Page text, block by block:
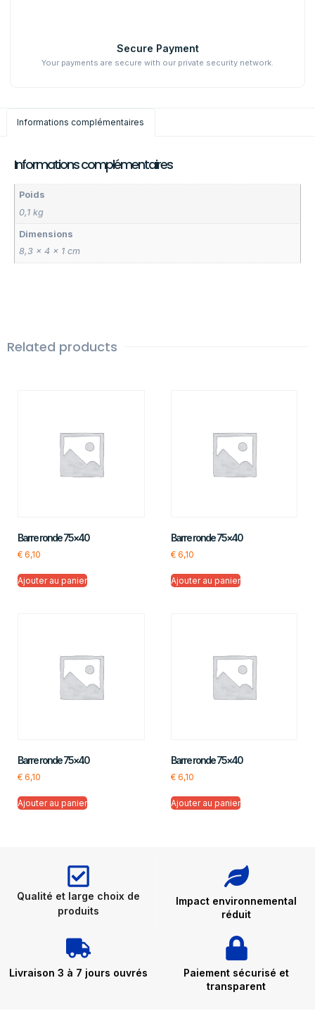
Secure Payment
Your payments are secure with our private security network.
Informations complémentaires
Informations complémentaires
Poids
0,1 kg
Dimensions
8,3 × 4 × 1 cm
Related products
Barre ronde 75×40
€ 6,10
Ajouter au panier
Barre ronde 75×40
€6,10
Ajouter au panier
Barre ronde 75×40
€ 6,10
Ajouter au panier
Barre ronde 75×40
€6,10
Ajouter au panier
Qualité et large choix de
produits
Impact environnemental
réduit
Livraison 3 à 7 jours ouvrés
Paiement sécurisé et
transparent